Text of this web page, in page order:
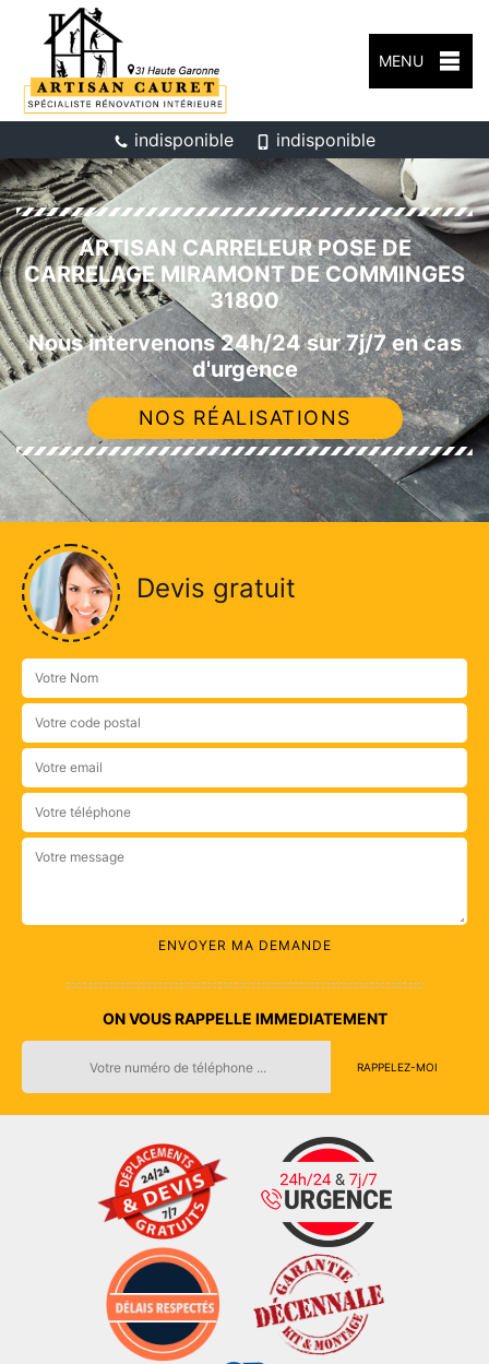
MENU
indisponible indisponible
ARTISAN CARRELEUR POSE DE
CARRELAGE MIRAMONT DE COMMINGES
31800
Nous intervenons 24h/24 sur 7j/7 en cas
d'urgence
NOS RÉALISATIONS
Devis gratuit
ON VOUS RAPPELLE IMMEDIATEMENT